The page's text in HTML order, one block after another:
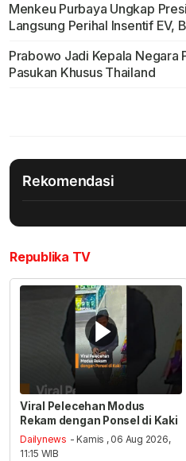
Menkeu Purbaya Ungkap
Langsung Perihal Insentif EV,
Prabowo Jadi Kepala Negara
Pasukan Khusus Thailand
Rekomendasi
Republika TV
Viral Pelecehan Modus
Rekam dengan Ponsel di Kaki
Dailynews - Kamis , 06 Aug 2026,
11:15 WIB